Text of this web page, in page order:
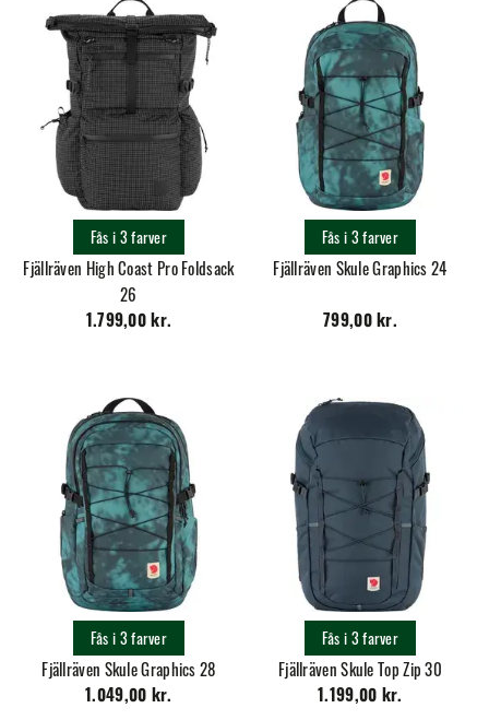
Fjällräven High Coast Pro Foldsack
26
1.799,00 kr.
Fås i 3 farver
Fjällräven Skule Graphics 24
799,00 kr.
Fås i 3 farver
Fjällräven Skule Graphics 28
1.049,00 kr.
Fås i 3 farver
Fjällräven Skule Top Zip 30
1.199,00 kr.
Fås i 3 farver